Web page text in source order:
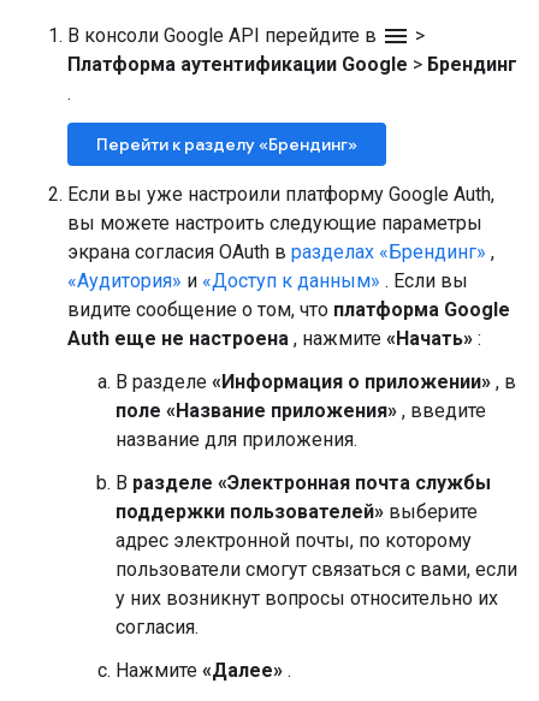
В консоли Google API перейдите в menu >
Платформа аутентификации Google > Брендинг
.
Перейти к разделу «Брендинг»
Если вы уже настроили платформу Google Auth,
вы можете настроить следующие параметры
экрана согласия OAuth в разделах «Брендинг» ,
«Аудитория» и «Доступ к данным» . Если вы
видите сообщение о том, что платформа Google
Auth еще не настроена , нажмите «Начать» :
В разделе «Информация о приложении» , в
поле «Название приложения» , введите
название для приложения.
В разделе «Электронная почта службы
поддержки пользователей» выберите
адрес электронной почты, по которому
пользователи смогут связаться с вами, если
у них возникнут вопросы относительно их
согласия.
Нажмите «Далее» .